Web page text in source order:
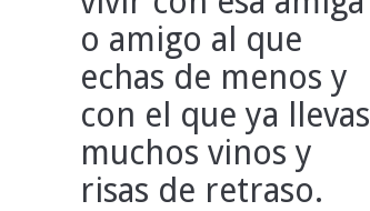
o amigo al que
echas de menos y
con el que ya llevas
muchos vinos y
risas de retraso.